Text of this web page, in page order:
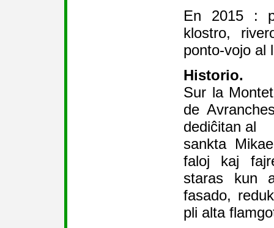
En 2015 :
klostro,
ponto-vojo al
Historio.
Sur la
de
dediĉitan al
sankta
faloj kaj
staras kun
fasado,
pli alta